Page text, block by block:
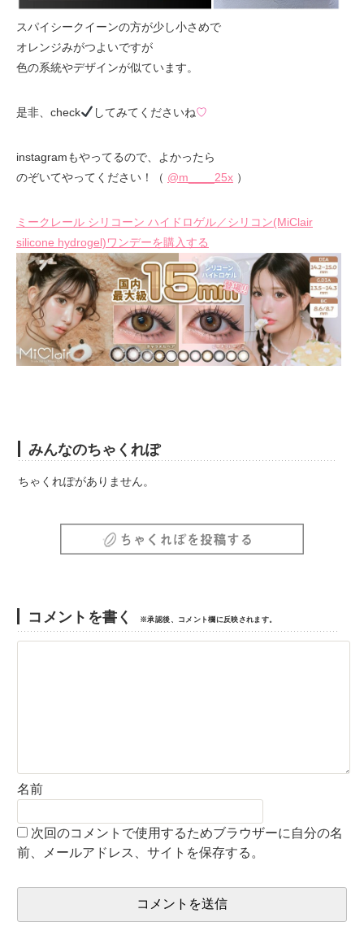
スパイシークイーンの方が少し小さめで
オレンジみがつよいですが
色の系統やデザインが似ています。
是非、check してみてくださいね♡
instagramもやってるので、よかったら
のぞいてやってください！（ @m____25x ）
ミークレール シリコーン ハイドロゲル／シリコン(MiClair
silicone hydrogel)ワンデーを購入する
みんなのちゃくれぽ
ちゃくれぽがありません。
コメントを書く ※承認後、コメント欄に反映されます。
名前
次回のコメントで使用するためブラウザーに自分の名
前、メールアドレス、サイトを保存する。